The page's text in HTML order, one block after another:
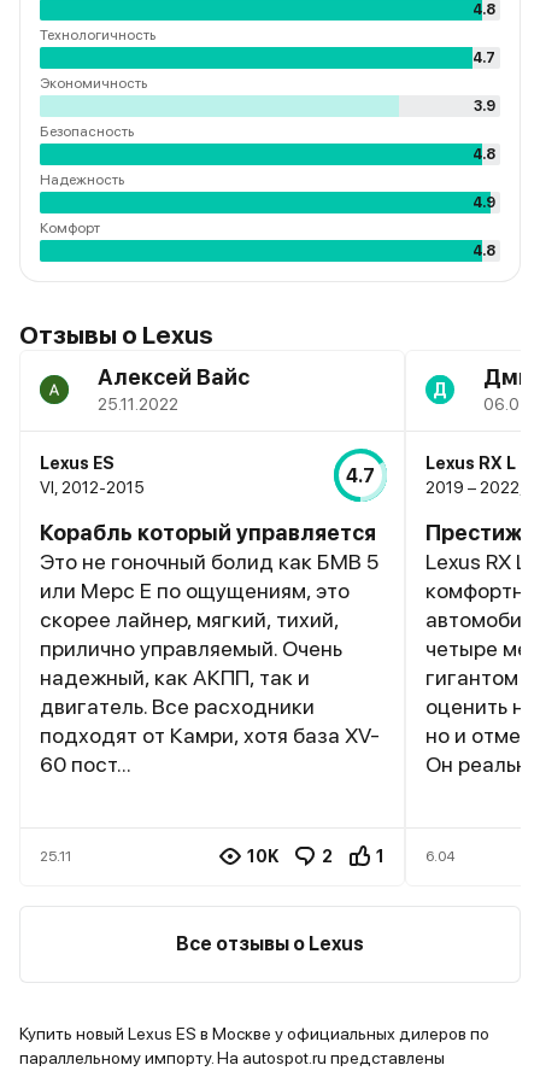
4.8
Технологичность
4.7
Экономичность
3.9
Безопасность
4.8
Надежность
4.9
Комфорт
4.8
Отзывы о Lexus
Алексей Вайс
25.11.2022
Lexus ES
VI, 2012-2015
4.7
Корабль который управляется
Это не гоночный болид как БМВ 5
или Мерс Е по ощущениям, это
скорее лайнер, мягкий, тихий,
прилично управляемый. Очень
надежный, как АКПП, так и
двигатель. Все расходники
подходят от Камри, хотя база XV-
60 пост...
25.11 10K 2 1
Д
Lexus RX L
2019 – 2022,
Lexus RX L
четыре
гигантом
оценить
но и
Он
6.04
Все отзывы о Lexus
Купить новый Lexus ES в Москве у официальных дилеров по
параллельному импорту. На autospot.ru представлены